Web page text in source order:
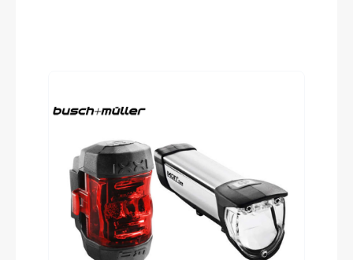
Vorbau
Cannondale C1 Conceal, Alloy, 31.8, -6°: 80mm
(44cm), 90mm (48-52cm), 100mm (54-56cm),
110mm (58-61cm)